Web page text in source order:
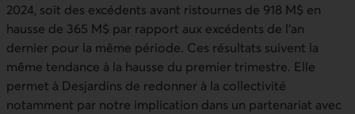
2024, soit des excédents avant ristournes de 918 M$ en
hausse de 365 M$ par rapport aux excédents de l’an
dernier pour la même période. Ces résultats suivent la
même tendance à la hausse du premier trimestre. Elle
permet à Desjardins de redonner à la collectivité
notamment par notre implication dans un partenariat avec